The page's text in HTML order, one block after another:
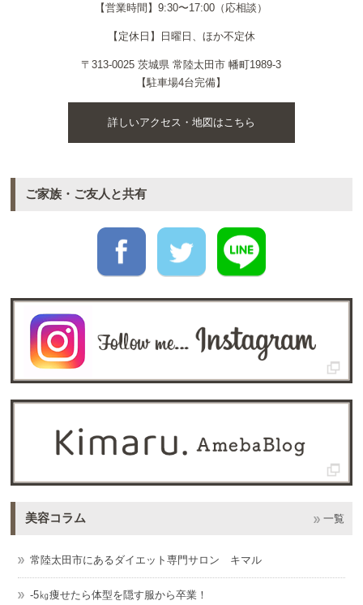
【営業時間】9:30〜17:00（応相談）
【定休日】日曜日、ほか不定休
〒313-0025 茨城県 常陸太田市 幡町1989-3
【駐車場4台完備】
詳しいアクセス・地図はこちら
ご家族・ご友人と共有
美容コラム 一覧
常陸太田市にあるダイエット専門サロン キマル
-5㎏痩せたら体型を隠す服から卒業！